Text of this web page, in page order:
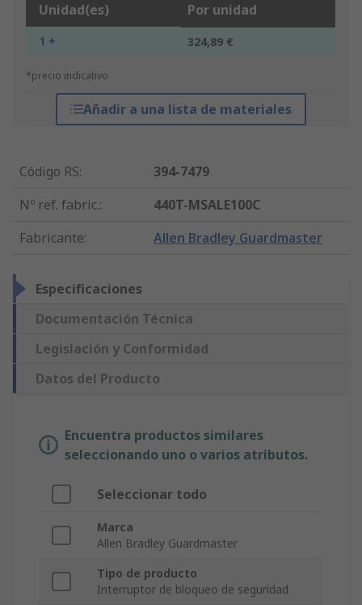
Unidad(es) Por unidad
1 + 324,89 €
*precio indicativo
Añadir a una lista de materiales
Código RS:
394-7479
Nº ref. fabric.:
440T-MSALE100C
Fabricante: Allen Bradley Guardmaster
Especificaciones
Documentación Técnica
Legislación y Conformidad
Datos del Producto
Encuentra productos similares
seleccionando uno o varios atributos.
Seleccionar todo
Marca
Allen Bradley Guardmaster
Tipo de producto
Interruptor de bloqueo de seguridad